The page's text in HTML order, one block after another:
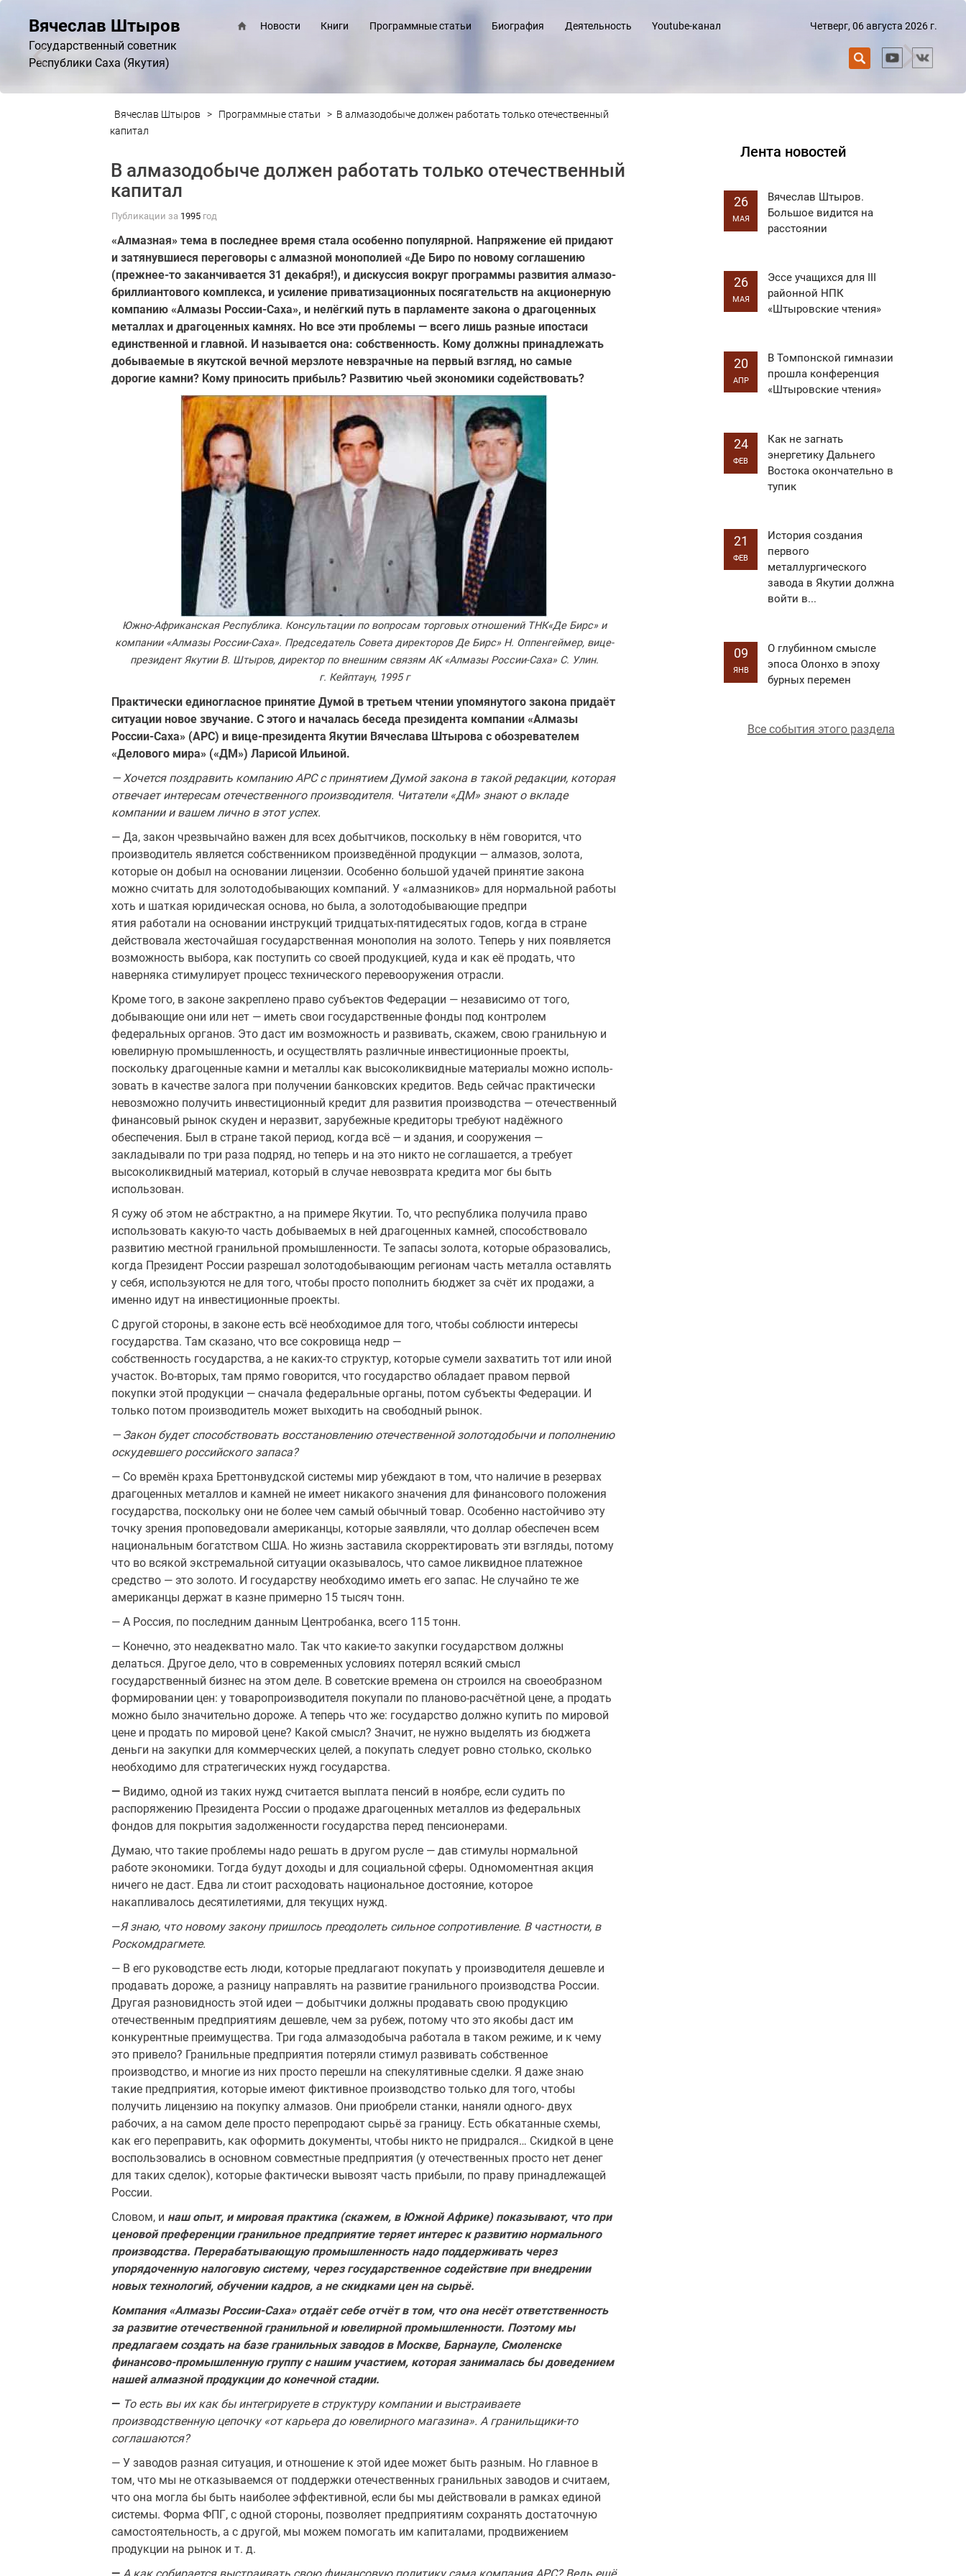
Вячеслав Штыров
Государственный советник
Республики Саха (Якутия)
Новости Книги Программные статьи Биография Деятельность Youtube-канал Четверг, 06 августа 2026 г.
Лента новостей
26
МАЯ
Вячеслав Штыров.
Большое видится на
расстоянии
26
МАЯ
Эссе учащихся для III
районной НПК
«Штыровские чтения»
20
АПР
В Томпонской гимназии
прошла конференция
«Штыровские чтения»
24
ФЕВ
Как не загнать
энергетику Дальнего
Востока окончательно в
тупик
21
ФЕВ
История создания
первого
металлургического
завода в Якутии должна
войти в...
09
ЯНВ
О глубинном смысле
эпоса Олонхо в эпоху
бурных перемен
Все события этого раздела
Вячеслав Штыров > Программные статьи > В алмазодобыче должен работать только отечественный
капитал
В алмазодобыче должен работать только отечественный
капитал
Публикации за 1995год
«Алмазная» тема в последнее время стала особенно популярной. Напряжение ей придают
и затянувшиеся переговоры с алмазной монополией «Де Биро по новому соглашению
(прежнее-то заканчивается 31 декабря!), и дискуссия вокруг програм­мы развития алмазо-
бриллиантового комплекса, и усиление приватизационных посягательств на акционерную
компанию «Алмазы России-Саха», и нелёгкий путь в парламенте закона о драгоценных
металлах и драгоценных камнях. Но все эти про­блемы — всего лишь разные ипостаси
единственной и главной. И называется она: соб­ственность. Кому должны принадлежать
добываемые в якутской вечной мерзлоте невзрачные на первый взгляд, но самые
дорогие камни? Кому приносить прибыль? Развитию чьей экономики содействовать?
Южно-Африканская Республика. Консультации по вопросам торговых отношений ТНК«Де Бирс» и
компании «Алмазы России-Саха». Председатель Совета директоров Де Бирс» Н. Оппенгеймер, вице-
президент Якутии В. Штыров, директор по внешним связям АК «Алмазы России-Саха» С. Улин.
г. Кейптаун, 1995 г
Практически единогласное принятие Думой в третьем чтении упомянутого закона придаёт
ситуации новое звучание. С этого и началась беседа президента компании «Алмазы
России-Саха» (АРС) и вице-президента Якутии Вячеслава Штырова с обозре­вателем
«Делового мира» («ДМ») Ларисой Ильиной.
— Хочется поздравить компанию АРС с принятием Думой закона в такой редакции, которая
отвечает интересам отечественного про­изводителя. Читатели «ДМ» знают о вкладе
компании и вашем лично в этот успех.
— Да, закон чрезвычайно важен для всех добытчиков, поскольку в нём говорится, что
производитель является собственником произведённой продукции — алмазов, золота,
которые он добыл на основании лицензии. Особенно большой удачей принятие закона
можно считать для золото­добывающих компаний. У «алмазников» для нормальной работы
хоть и шаткая юридическая основа, но была, а золотодобывающие предпри­
ятия работали на основании ин­струкций тридцатых-пятидесятых годов, когда в стране
действова­ла жесточайшая государственная монополия на золото. Теперь у них появляется
возможность вы­бора, как поступить со своей про­дукцией, куда и как её продать, что
наверняка стимулирует процесс технического перевооружения от­расли.
Кроме того, в законе закрепле­но право субъектов Федерации — независимо от того,
добывающие они или нет — иметь свои государ­ственные фонды под контролем
федеральных органов. Это даст им возможность и развивать, скажем, свою гранильную и
ювелирную промышленность, и осуществлять различные инвестиционные про­екты,
поскольку драгоценные кам­ни и металлы как высоколиквид­ные материалы можно исполь­
зовать в качестве залога при по­лучении банковских кредитов. Ведь сейчас практически
невозможно получить инвестиционный кредит для развития производства — отече­ственный
финансовый рынок скуден и неразвит, зарубежные кредито­ры требуют надёжного
обеспечения. Был в стране такой период, когда всё — и здания, и сооружения —
закладывали по три раза подряд, но те­перь и на это никто не соглашается, а требует
высоколиквидный мате­риал, который в случае невозврата кредита мог бы быть
использован.
Я сужу об этом не абстрактно, а на примере Якутии. То, что респу­блика получила право
использовать какую-то часть добываемых в ней драгоценных камней, способствовало
развитию местной гранильной промышленности. Те запасы золота, которые образовались,
когда Пре­зидент России разрешал золотодобывающим регионам часть металла оставлять
у себя, используются не для того, чтобы просто пополнить бюджет за счёт их продажи, а
именно идут на инвестиционные проекты.
С другой стороны, в законе есть всё необходимое для того, чтобы со­блюсти интересы
государства. Там сказано, что все сокровища недр —
собственность государства, а не каких-то структур, которые сумели за­хватить тот или иной
участок. Во-вторых, там прямо говорится, что го­сударство обладает правом первой
покупки этой продукции — сначала федеральные органы, потом субъекты Федерации. И
только потом про­изводитель может выходить на свободный рынок.
— Закон будет способствовать восстановлению отечественной зо­лотодобычи и пополнению
оскудевшего российского запаса?
— Со времён краха Бреттонвудской системы мир убеждают в том, что наличие в резервах
драгоценных металлов и камней не имеет никакого значения для финансового положения
государства, поскольку они не более чем самый обычный товар. Особенно настойчиво эту
точку зре­ния проповедовали американцы, которые заявляли, что доллар обеспе­чен всем
национальным богатством США. Но жизнь заставила скоррек­тировать эти взгляды, потому
что во всякой экстремальной ситуации оказывалось, что самое ликвидное платежное
средство — это золото. И государству необходимо иметь его запас. Не случайно те же
амери­канцы держат в казне примерно 15 тысяч тонн.
— А Россия, по последним данным Центробанка, всего 115 тонн.
— Конечно, это неадекватно мало. Так что какие-то закупки государ­ством должны
делаться. Другое дело, что в современных условиях по­терял всякий смысл
государственный бизнес на этом деле. В советские времена он строился на своеобразном
формировании цен: у товаро­производителя покупали по планово-расчётной цене, а продать
можно было значительно дороже. А теперь что же: государство должно купить по мировой
цене и продать по мировой цене? Какой смысл? Значит, не нужно выделять из бюджета
деньги на закупки для коммерческих це­лей, а покупать следует ровно столько, сколько
необходимо для страте­гических нужд государства.
—Видимо, одной из таких нужд считается выплата пенсий в ноябре, если судить по
распоряжению Президента России о продаже драгоцен­ных металлов из федеральных
фондов для покрытия задолженности государства перед пенсионерами.
Думаю, что такие проблемы надо решать в другом русле — дав стиму­лы нормальной
работе экономики. Тогда будут доходы и для социальной сферы. Одномоментная акция
ничего не даст. Едва ли стоит расходовать национальное достояние, которое
накапливалось десятилетиями, для текущих нужд.
—Я знаю, что новому закону пришлось преодолеть сильное сопротив­ление. В частности, в
Роскомдрагмете.
— В его руководстве есть люди, которые предлагают покупать у про­изводителя дешевле и
продавать дороже, а разницу направлять на раз­витие гранильного производства России.
Другая разновидность этой идеи — добытчики должны продавать свою продукцию
отечественным предприятиям дешевле, чем за рубеж, потому что это якобы даст им
конкурентные преимущества. Три года алмазодобыча работала в та­ком режиме, и к чему
это привело? Гранильные предприятия потеряли стимул развивать собственное
производство, и многие из них просто перешли на спекулятивные сделки. Я даже знаю
такие предприятия, ко­торые имеют фиктивное производство только для того, чтобы
получить лицензию на покупку алмазов. Они приобрели станки, наняли одного- двух
рабочих, а на самом деле просто перепродают сырьё за границу. Есть обкатанные схемы,
как его переправить, как оформить документы, чтобы никто не придрался… Скидкой в цене
воспользовались в основ­ном совместные предприятия (у отечественных просто нет денег
для таких сделок), которые фактически вывозят часть прибыли, по праву принадлежащей
России.
Словом, и наш опыт, и мировая практика (скажем, в Южной Аф­рике) показывают, что при
ценовой преференции гранильное пред­приятие теряет интерес к развитию нормального
производства. Перерабатывающую промышленность надо поддерживать через
упорядоченную налоговую систему, через государственное со­действие при внедрении
новых технологий, обучении кадров, а не скидками цен на сырьё.
Компания «Алмазы России-Саха» отдаёт себе отчёт в том, что она несёт ответственность
за развитие отечественной гра­нильной и ювелирной промышленности. Поэтому мы
предлагаем создать на базе гранильных заводов в Москве, Барнауле, Смоленске
финансово-промышленную группу с нашим участием, которая за­нималась бы доведением
нашей алмазной продукции до конечной стадии.
— То есть вы их как бы интегрируете в структуру компании и вы­страиваете
производственную цепочку «от карьера до ювелирного ма­газина». А гранильщики-то
соглашаются?
— У заводов разная ситуация, и отношение к этой идее может быть разным. Но главное в
том, что мы не отказываемся от поддержки отече­ственных гранильных заводов и считаем,
что она могла бы быть наибо­лее эффективной, если бы мы действовали в рамках единой
системы. Форма ФПГ, с одной стороны, позволяет предприятиям сохранять до­статочную
самостоятельность, а с другой, мы можем помогать им капи­талами, продвижением
продукции на рынок и т. д.